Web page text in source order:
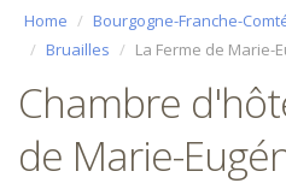
Home Bourgogne-Franche-
Bruailles
La Ferme de Marie-
Chambre
de Marie-